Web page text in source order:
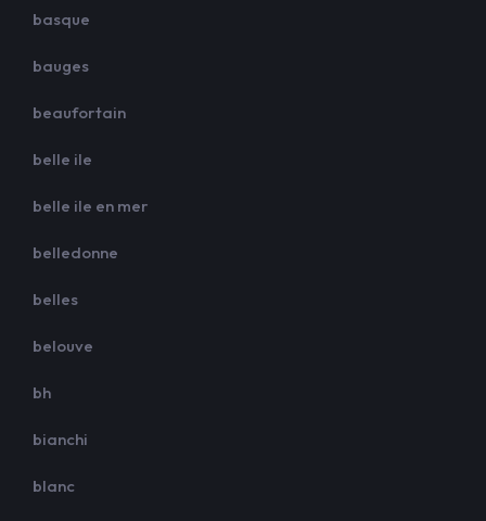
basque
bauges
beaufortain
belle ile
belle ile en mer
belledonne
belles
belouve
bh
bianchi
blanc